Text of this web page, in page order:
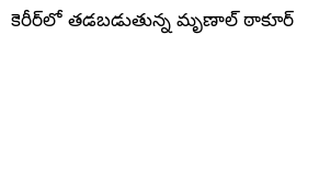
కెరీర్‌లో తడబడుతున్న మృణాల్ ఠాకూర్